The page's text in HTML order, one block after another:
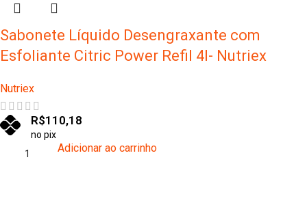
Sabonete Líquido Desengraxante com
Esfoliante Citric Power Refil 4l- Nutriex
Nutriex
R$110,18
no pix
Adicionar ao carrinho